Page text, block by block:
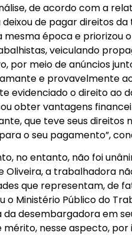
de acordo com a
de pagar direitos
mesma época e priorizou
veiculando
por meio de anúncios
e provavelmente
evidenciado o direito ao
obter vantagens
que teve seus
o seu pagamento”,
no entanto, não foi
Oliveira, a trabalhadora
que representam, de
o Ministério Público do
da desembargadora em
nesse aspecto, por